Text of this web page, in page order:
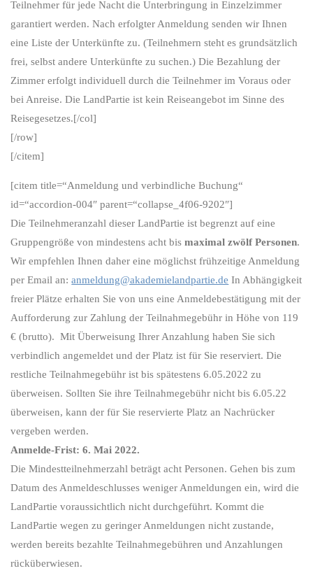
Teilnehmer für jede Nacht die Unterbringung in Einzelzimmer
garantiert werden. Nach erfolgter Anmeldung senden wir Ihnen
eine Liste der Unterkünfte zu. (Teilnehmern steht es grundsätzlich
frei, selbst andere Unterkünfte zu suchen.) Die Bezahlung der
Zimmer erfolgt individuell durch die Teilnehmer im Voraus oder
bei Anreise. Die LandPartie ist kein Reiseangebot im Sinne des
Reisegesetzes.[/col]
[/row]
[/citem]
[citem title=“Anmeldung und verbindliche Buchung“
id=“accordion-004″ parent=“collapse_4f06-9202″]
Die Teilnehmeranzahl dieser LandPartie ist begrenzt auf eine
Gruppengröße von mindestens acht bismaximal zwölf Personen.
Wir empfehlen Ihnen daher eine möglichst frühzeitige Anmeldung
per Email an:anmeldung@akademielandpartie.de In Abhängigkeit
freier Plätze erhalten Sie von uns eine Anmeldebestätigung mit der
Aufforderung zur Zahlung der Teilnahmegebühr in Höhe von 119
€ (brutto). Mit Überweisung Ihrer Anzahlung haben Sie sich
verbindlich angemeldet und der Platz ist für Sie reserviert. Die
restliche Teilnahmegebühr ist bis spätestens 6.05.2022 zu
überweisen. Sollten Sie ihre Teilnahmegebühr nicht bis 6.05.22
überweisen, kann der für Sie reservierte Platz an Nachrücker
vergeben werden.
Anmelde-Frist: 6. Mai 2022.
Die Mindestteilnehmerzahl beträgt acht Personen. Gehen bis zum
Datum des Anmeldeschlusses weniger Anmeldungen ein, wird die
LandPartie voraussichtlich nicht durchgeführt. Kommt die
LandPartie wegen zu geringer Anmeldungen nicht zustande,
werden bereits bezahlte Teilnahmegebühren und Anzahlungen
rücküberwiesen.